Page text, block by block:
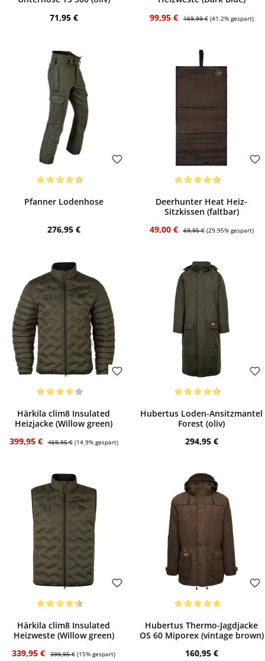
Regulärer Preis:
71,95 €
Verkaufspreis:
99,95 € 169,99 € (41.2% gespart)
Bewerten
Pfanner Lodenhose
Regulärer Preis:
276,95 €
Bewerten
Deerhunter Heat Heiz-
Sitzkissen (faltbar)
Verkaufspreis:
49,00 € Regulärer Preis:
69,95 € (29.95% gespart)
Bewerten
Härkila clim8 Insulated
Heizjacke (Willow green)
Verkaufspreis:
399,95 € Regulärer Preis:
469,95 € (14.9% gespart)
Bewerten
Hubertus Loden-Ansitzmantel
Forest (oliv)
Regulärer Preis:
294,95 €
Bewerten
Härkila clim8 Insulated
Heizweste (Willow green)
Verkaufspreis:
339,95 € Regulärer Preis:
399,95 € (15% gespart)
Bewerten
Hubertus Thermo-Jagdjacke
OS 60 Miporex (vintage brown)
Regulärer Preis:
160,95 €